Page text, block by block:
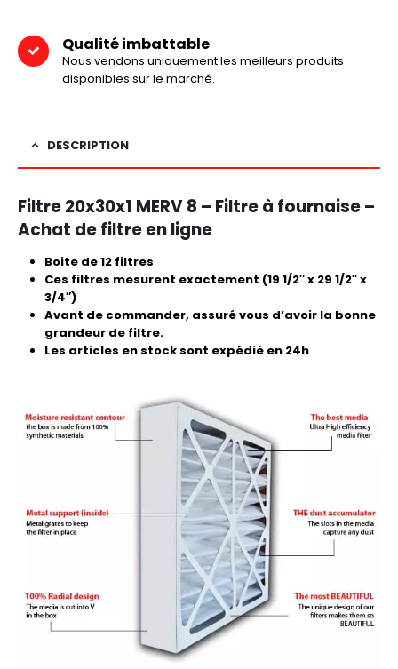
Qualité imbattable
Nous vendons uniquement les meilleurs produits
disponibles sur le marché.
DESCRIPTION
Filtre 20x30x1 MERV 8 – Filtre à fournaise –
Achat de filtre en ligne
Boite de 12 filtres
Ces filtres mesurent exactement (19 1/2″ x 29 1/2″ x
3/4″)
Avant de commander, assuré vous d’avoir la bonne
grandeur de filtre.
Les articles en stock sont expédié en 24h